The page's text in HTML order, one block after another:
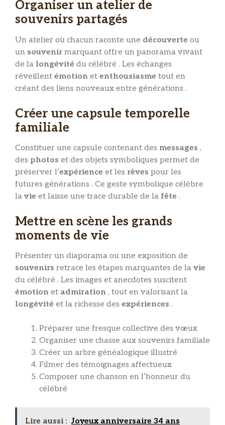
Organiser un atelier de
souvenirs partagés
Un atelier où chacun raconte une découverte ou
un souvenirmarquant offre un panorama vivant
de la longévité du célébré . Les échanges
réveillent émotion et enthousiasme tout en
créant des liens nouveaux entre générations .
Créer une capsule temporelle
familiale
Constituer une capsule contenant des messages ,
des photos et des objets symboliques permet de
préserver l’expérience et les rêves pour les
futures générations . Ce geste symbolique célèbre
la vie et laisse une trace durable de la fête .
Mettre en scène les grands
moments de vie
Présenter un diaporama ou une exposition de
souvenirs retrace les étapes marquantes de la vie
du célébré . Les images et anecdotes suscitent
émotion et admiration , tout en valorisant la
longévité et la richesse des expériences .
Préparer une fresque collective des vœux
Organiser une chasse aux souvenirs familiale
Créer un arbre généalogique illustré
Filmer des témoignages affectueux
Composer une chanson en l’honneur du
célébré
Lire aussi : Joyeux anniversaire 34 ans